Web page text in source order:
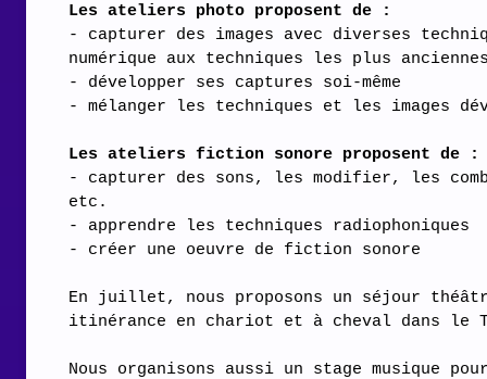
Les ateliers photo proposent de :
- capturer des images avec diverses
numérique aux techniques les plus
- développer ses captures soi-même
- mélanger les techniques et les images
Les ateliers fiction sonore proposent de :
- capturer des sons, les modifier, les
etc.
- apprendre les techniques radiophoniques
- créer une oeuvre de fiction sonore
En juillet, nous proposons un séjour
itinérance en chariot et à cheval dans le
Nous organisons aussi un stage musique